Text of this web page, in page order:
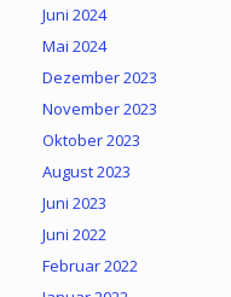
Juni 2024
Mai 2024
Dezember 2023
November 2023
Oktober 2023
August 2023
Juni 2023
Juni 2022
Februar 2022